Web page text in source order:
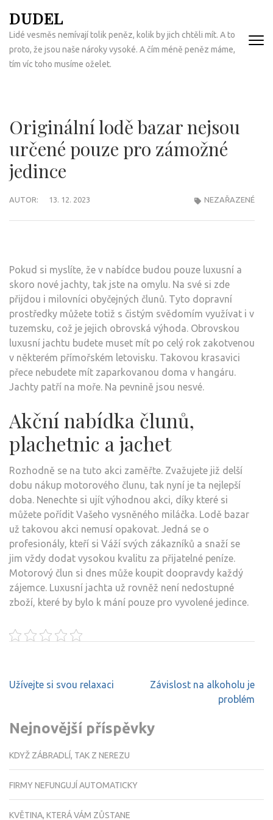
na
obsah
(Enter)
DUDEL
Lidé vesměs nemívají tolik peněz, kolik by jich chtěli mít. A to
proto, že jsou naše nároky vysoké. A čím méně peněz máme,
tím víc toho musíme oželet.
Originální lodě bazar nejsou
určené pouze pro zámožné
jedince
AUTOR: 13. 12. 2023 NEZAŘAZENÉ
Pokud si myslíte, že v nabídce budou pouze luxusní a
skoro nové jachty, tak jste na omylu. Na své si zde
přijdou i milovníci obyčejných člunů. Tyto dopravní
prostředky můžete totiž s čistým svědomím využívat i v
tuzemsku, což je jejich obrovská výhoda. Obrovskou
luxusní jachtu budete muset mít po celý rok zakotvenou
v některém přímořském letovisku. Takovou krasavici
přece nebudete mít zaparkovanou doma v hangáru.
Jachty patří na moře. Na pevnině jsou nesvé.
Akční nabídka člunů,
plachetnic a jachet
Rozhodně se na tuto akci zaměřte. Zvažujete již delší
dobu nákup motorového člunu, tak nyní je ta nejlepší
doba. Nenechte si ujít výhodnou akci, díky které si
můžete pořídit Vašeho vysněného miláčka. Lodě bazar
už takovou akci nemusí opakovat. Jedná se o
profesionály, kteří si Váží svých zákazníků a snaží se
jim vždy dodat vysokou kvalitu za přijatelné peníze.
Motorový člun si dnes může koupit doopravdy každý
zájemce. Luxusní jachta už rovněž není nedostupné
zboží, které by bylo k mání pouze pro vyvolené jedince.
Navigace
Užívejte si svou relaxaci
Závislost na alkoholu je
problém
Nejnovější příspěvky
KDYŽ ZÁBRADLÍ, TAK Z NEREZU
FIRMY NEFUNGUJÍ AUTOMATICKY
KVĚTINA, KTERÁ VÁM ZŮSTANE